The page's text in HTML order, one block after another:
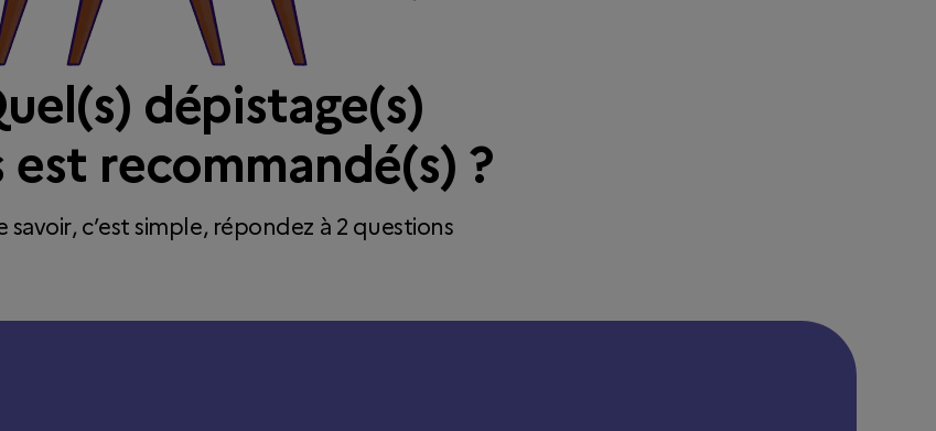
dépistage(s)
est recommandé(s) ?
savoir, c’est simple, répondez à 2 questions